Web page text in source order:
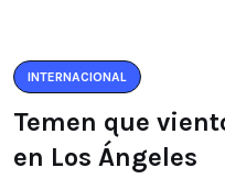
INTERNACIONAL
Temen que
en Los Ángeles